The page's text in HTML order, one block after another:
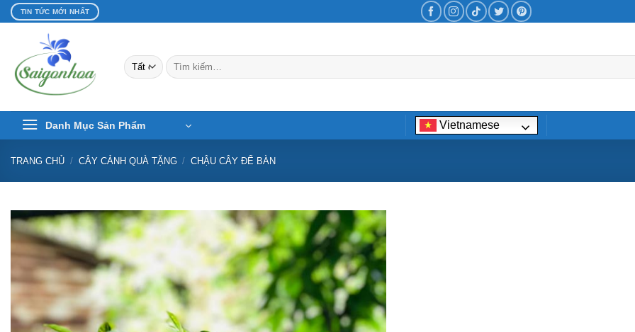
Bỏ
qua
dung
TIN TỨC MỚI NHẤT
Tìm
kiếm:
Danh Mục Sản Phẩm Vietnamese
TRANG CHỦ / CÂY CẢNH QUÀ TẶNG / CHẬU CÂY ĐỂ BÀN